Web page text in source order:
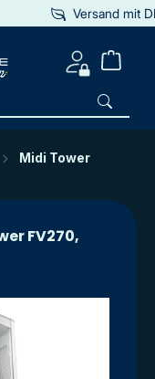
Versand mit
Midi Tower
FV270,